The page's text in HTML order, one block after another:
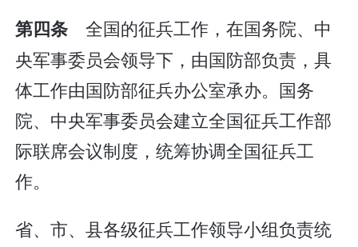
第四条 全国的征兵工作，在国务院、中
央军事委员会领导下，由国防部负责，具
体工作由国防部征兵办公室承办。国务
院、中央军事委员会建立全国征兵工作部
际联席会议制度，统筹协调全国征兵工
作。
省、市、县各级征兵工作领导小组负责统